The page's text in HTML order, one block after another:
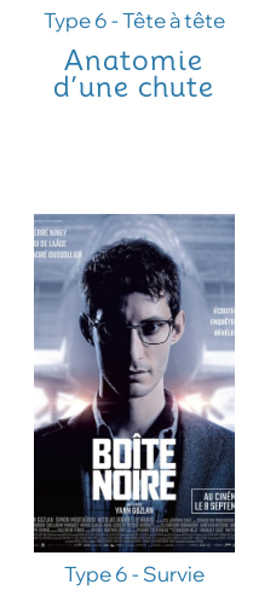
Type 6 - Tête à tête
Anatomie
d’une chute
Type 6 - Survie